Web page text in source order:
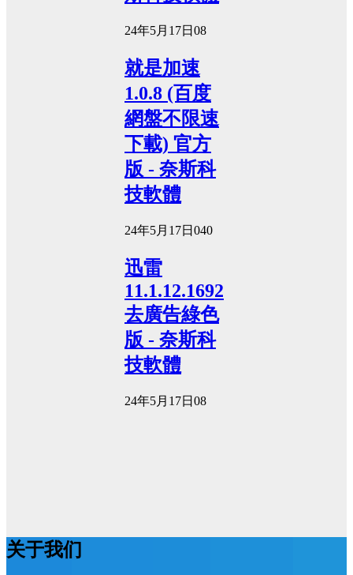
24年5月17日 08
就是加速
1.0.8 (百度
網盤不限速
下載) 官方
版 - 奈斯科
技軟體
24年5月17日 040
迅雷
11.1.12.1692
去廣告綠色
版 - 奈斯科
技軟體
24年5月17日 08
关于我们